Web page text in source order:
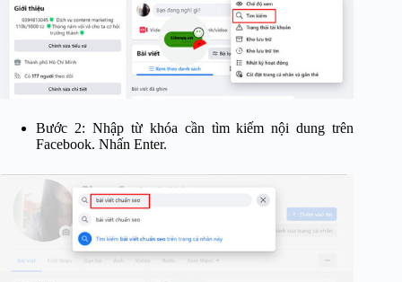
Bước 2: Nhập từ khóa cần tìm kiếm nội dung trên
Facebook. Nhấn Enter.